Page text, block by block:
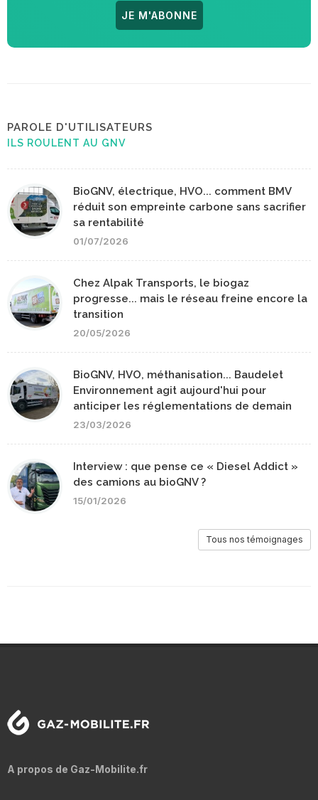
JE M'ABONNE
PAROLE D'UTILISATEURS
ILS ROULENT AU GNV
BioGNV, électrique, HVO... comment BMV
réduit son empreinte carbone sans sacrifier
sa rentabilité
01/07/2026
Chez Alpak Transports, le biogaz
progresse... mais le réseau freine encore la
transition
20/05/2026
BioGNV, HVO, méthanisation... Baudelet
Environnement agit aujourd'hui pour
anticiper les réglementations de demain
23/03/2026
Interview : que pense ce « Diesel Addict »
des camions au bioGNV ?
15/01/2026
Tous nos témoignages
A propos de Gaz-Mobilite.fr